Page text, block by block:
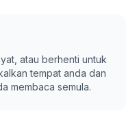
atau berhenti untuk
tempat anda dan
membaca semula.